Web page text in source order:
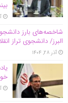
شاخصه‌های بارز
البرز/ دانشجوی تراز
آذر ۲۸, ۱۴۰۴